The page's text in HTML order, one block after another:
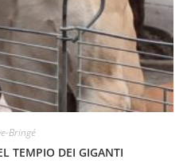
Bringé
TEMPIO DEI GIGANTI